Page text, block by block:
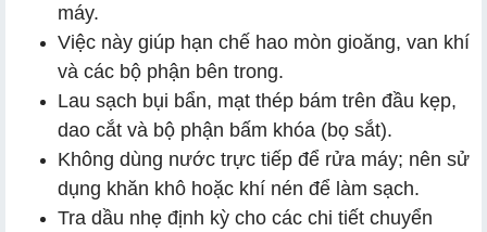
máy.
Việc này giúp hạn chế hao mòn gioăng, van khí
và các bộ phận bên trong.
Lau sạch bụi bẩn, mạt thép bám trên đầu kẹp,
dao cắt và bộ phận bấm khóa (bọ sắt).
Không dùng nước trực tiếp để rửa máy; nên sử
dụng khăn khô hoặc khí nén để làm sạch.
Tra dầu nhẹ định kỳ cho các chi tiết chuyển